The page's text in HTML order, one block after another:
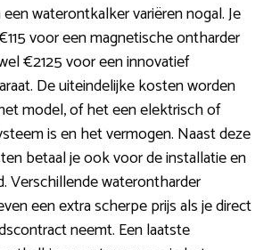
waterontkalker variëren nogal. Je
voor een magnetische ontharder
€2125 voor een innovatief
De uiteindelijke kosten worden
model, of het een elektrisch of
is en het vermogen. Naast deze
betaal je ook voor de installatie en
Verschillende waterontharder
een extra scherpe prijs als je direct
neemt. Een laatste